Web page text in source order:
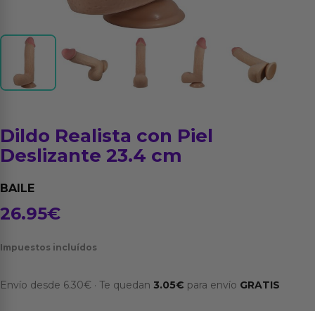
Dildo Realista con Piel
Deslizante 23.4 cm
BAILE
26.95€
Impuestos incluídos
Envío desde 6.30€ · Te quedan 3.05€ para envío GRATIS